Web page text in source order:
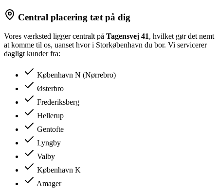
Central placering tæt på dig
Vores værksted ligger centralt på Tagensvej 41, hvilket gør det nemt
at komme til os, uanset hvor i Storkøbenhavn du bor. Vi servicerer
dagligt kunder fra:
København N (Nørrebro)
Østerbro
Frederiksberg
Hellerup
Gentofte
Lyngby
Valby
København K
Amager